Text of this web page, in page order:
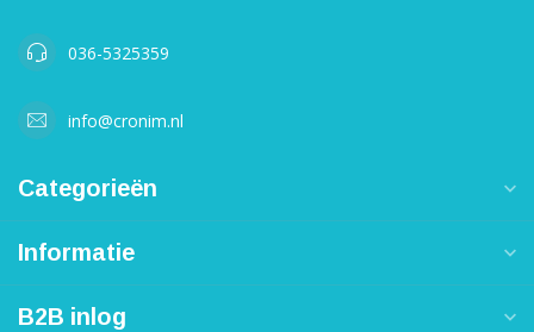
036-5325359
info@cronim.nl
Categorieën
Informatie
B2B inlog